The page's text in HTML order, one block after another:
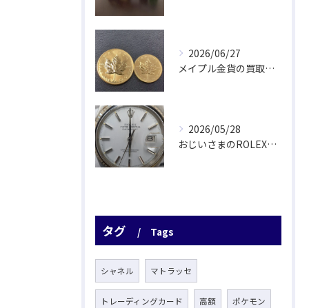
2026/06/27
メイプル金貨の買取をさせていただきました
2026/05/28
おじいさまのROLEX驚愕査定！
タグ Tags
シャネル マトラッセ
トレーディングカード 高額 ポケモン